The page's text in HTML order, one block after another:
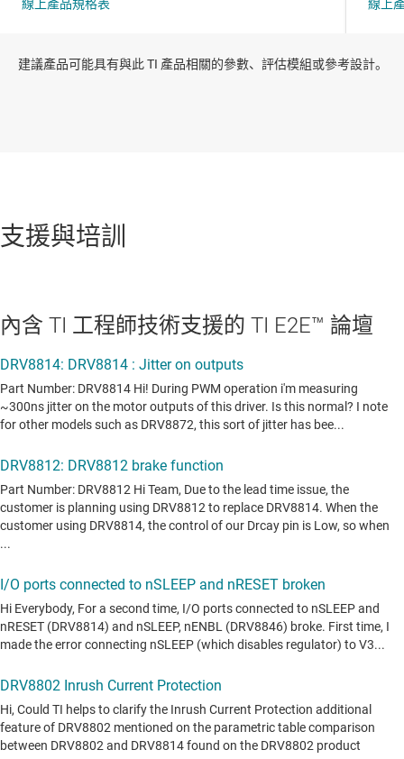
建議產品可能具有與此 TI 產品相關的參數、評估模組或參考設計。
支援與培訓
內含 TI 工程師技術支援的 TI E2E™ 論壇